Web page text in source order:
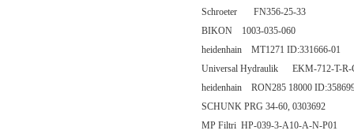
Schroeter FN356-25-33
BIKON 1003-035-060
heidenhain MT1271 ID:331666-01
Universal Hydraulik EKM-712-T-R-
heidenhain RON285 18000
SCHUNK PRG 34-60, 0303692
MP Filtri HP-039-3-A10-A-N-P01